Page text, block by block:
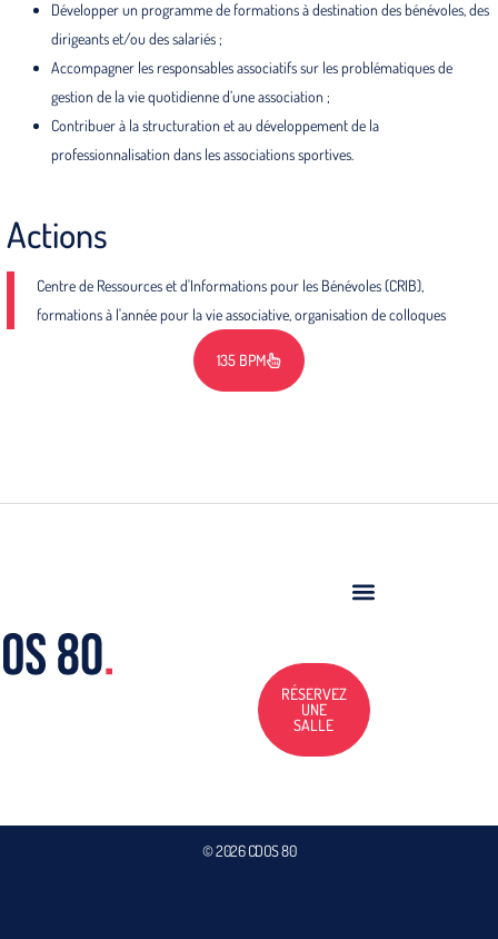
Développer un programme de formations à destination des bénévoles, des
dirigeants et/ou des salariés ;
Accompagner les responsables associatifs sur les problématiques de
gestion de la vie quotidienne d’une association ;
Contribuer à la structuration et au développement de la
professionnalisation dans les associations sportives.
Actions
Centre de Ressources et d'Informations pour les Bénévoles (CRIB),
formations à l'année pour la vie associative, organisation de colloques
135 BPM
RÉSERVEZ
UNE
SALLE
© 2026 CDOS 80